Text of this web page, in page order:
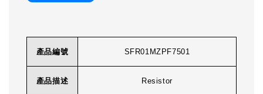
產品編號 SFR01MZPF7501
產品描述 Resistor